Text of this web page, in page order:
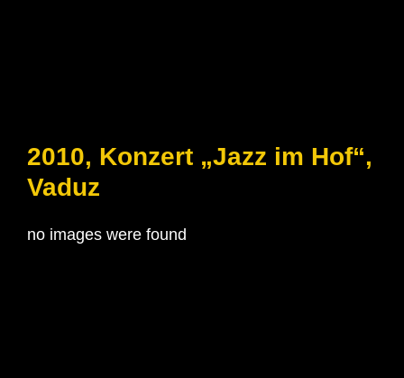
2010, Konzert „Jazz im Hof“,
Vaduz
no images were found